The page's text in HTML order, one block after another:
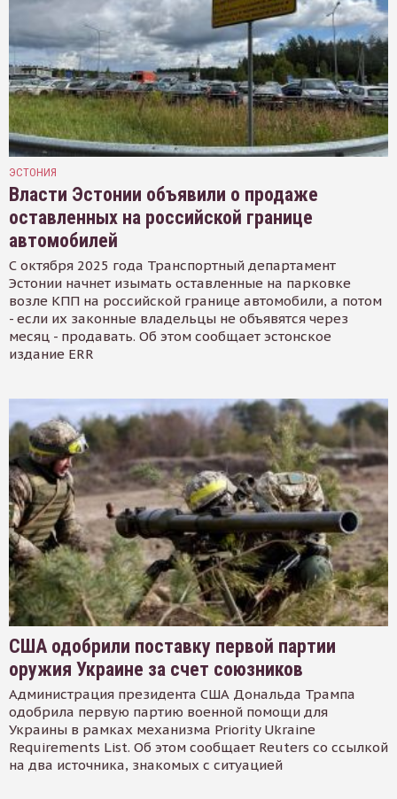
ЭСТОНИЯ
Власти Эстонии объявили о продаже
оставленных на российской границе
автомобилей
С октября 2025 года Транспортный департамент
Эстонии начнет изымать оставленные на парковке
возле КПП на российской границе автомобили, а потом
- если их законные владельцы не объявятся через
месяц - продавать. Об этом сообщает эстонское
издание ERR
США одобрили поставку первой партии
оружия Украине за счет союзников
Администрация президента США Дональда Трампа
одобрила первую партию военной помощи для
Украины в рамках механизма Priority Ukraine
Requirements List. Об этом сообщает Reuters со ссылкой
на два источника, знакомых с ситуацией